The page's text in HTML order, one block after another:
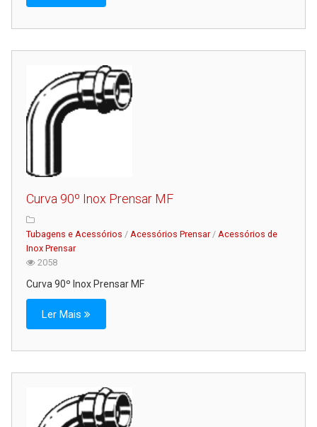
Curva 90º Inox Prensar MF
Tubagens e Acessórios / Acessórios Prensar/ Acessórios de
Inox Prensar
2058
Curva 90º Inox Prensar MF
Ler Mais